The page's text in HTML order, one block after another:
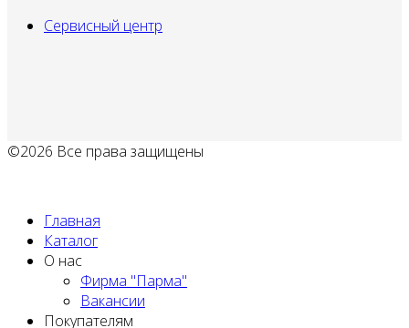
Сервисный центр
©2026 Все права защищены
Главная
Каталог
О нас
Фирма "Парма"
Вакансии
Покупателям